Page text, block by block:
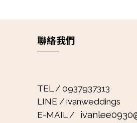
聯絡我們
TEL / 0937937313
LINE / ivanweddings
E-MAIL /